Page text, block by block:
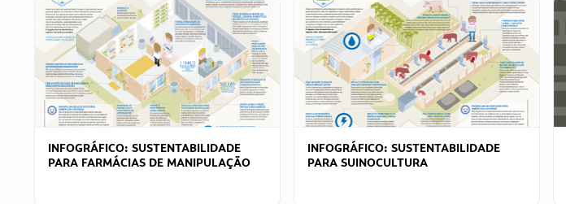
INFOGRÁFICO: SUSTENTABILIDADE
PARA FARMÁCIAS DE MANIPULAÇÃO
INFOGRÁFICO: SUSTENTABILIDADE
PARA SUINOCULTURA